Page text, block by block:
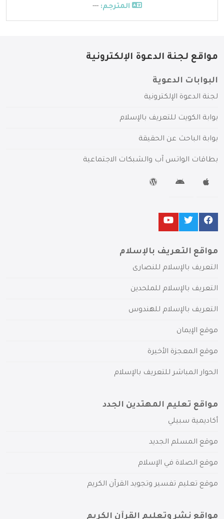
المترجم: ---
مواقع لجنة الدعوة الإلكترونية
البوابات الدعوية
لجنة الدعوة الإلكترونية
بوابة الكويت للتعريف بالإسلام
بوابة الباحث عن الحقيقة
بطاقات الواتس آب والشبكات الاجتماعية
مواقع التعريف بالإسلام
التعريف بالإسلام للنصارى
التعريف بالإسلام للملحدين
التعريف بالإسلام للهندوس
موقع الإيمان
موقع المعجزة الأخيرة
الحوار المباشر للتعريف بالإسلام
مواقع تعليم المهتدين الجدد
أكاديمية سبيلي
موقع المسلم الجديد
موقع الصلاة في الإسلام
موقع تعليم تفسير وتجويد القرآن الكريم
مواقع نشر وتعليم القرآن الكريم